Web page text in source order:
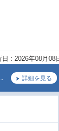
日 : 2026年08月08
詳細を見る